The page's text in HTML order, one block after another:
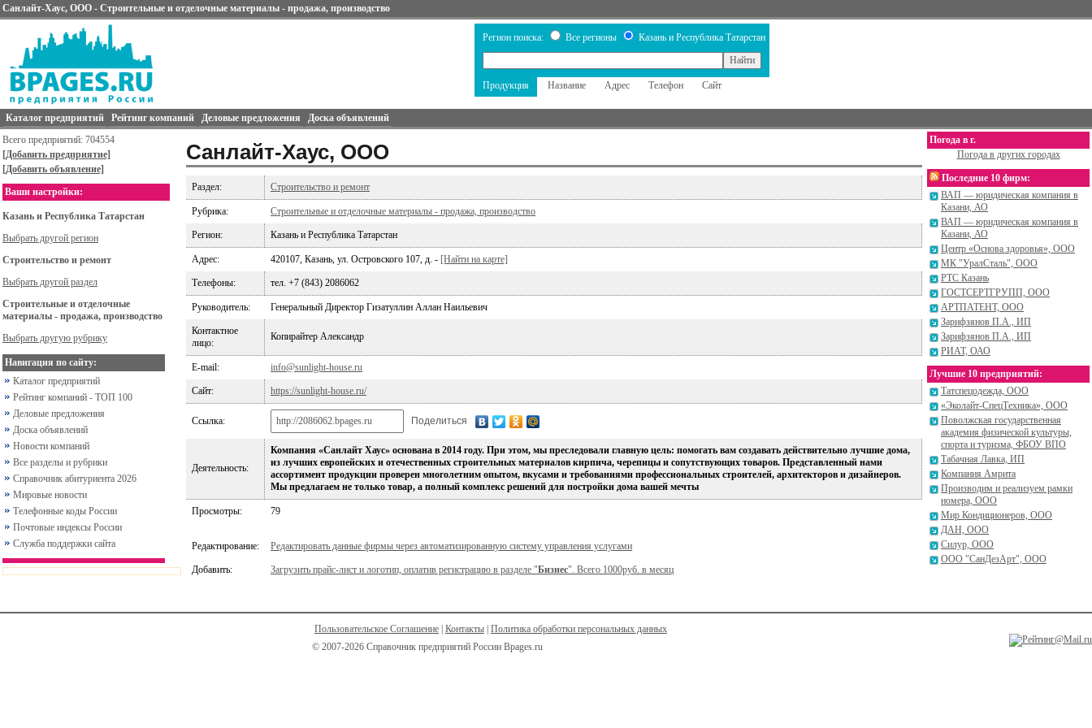
Санлайт-Хаус, ООО - Строительные и отделочные материалы - продажа, производство
Регион поиска: Все регионы Казань и Республика Татарстан
Продукция Название Адрес Телефон Сайт
Каталог предприятий Рейтинг компаний Деловые предложения
Доска объявлений
Всего предприятий: 704554
[Добавить предприятие]
[Добавить объявление]
Ваши настройки:
Казань и Республика Татарстан
Выбрать другой регион
Строительство и ремонт
Выбрать другой раздел
Строительные и отделочные
материалы - продажа, производство
Выбрать другую рубрику
Навигация по сайту:
Каталог предприятий
Рейтинг компаний - ТОП 100
Деловые предложения
Доска объявлений
Новости компаний
Все разделы и рубрики
Справочник абитуриента 2026
Мировые новости
Телефонные коды России
Почтовые индексы России
Служба поддержки сайта
Санлайт-Хаус, ООО
Раздел: Строительство и ремонт
Рубрика: Строительные и отделочные материалы - продажа, производство
Регион: Казань и Республика Татарстан
Адрес: 420107, Казань, ул. Островского 107, д. - [Найти на карте]
Телефоны: тел. +7 (843) 2086062
Руководитель: Генеральный Директор Гизатуллин Аллан Наильевич
Контактное
лицо:
Копирайтер Александр
E-mail: info@sunlight-house.ru
Сайт: https://sunlight-house.ru/
Ссылка: Поделиться
Деятельность:
Компания «Санлайт Хаус» основана в 2014 году. При этом, мы преследовали главную цель: помогать вам создавать действительно лучшие дома,
из лучших европейских и отечественных строительных материалов кирпича, черепицы и сопутствующих товаров. Представленный нами
ассортимент продукции проверен многолетним опытом, вкусами и требованиями профессиональных строителей, архитекторов и дизайнеров.
Мы предлагаем не только товар, а полный комплекс решений для постройки дома вашей мечты
Просмотры: 79
Редактирование: Редактировать данные фирмы через автоматизированную систему управления услугами
Добавить: Загрузить прайс-лист и логотип, оплатив регистрацию в разделе "Бизнес". Всего 1000руб. в месяц
Погода в г.
Погода в других городах
Последние 10 фирм:
ВАП — юридическая компания в
Казани, АО
ВАП — юридическая компания в
Казани, АО
Центр «Основа здоровья», ООО
МК "УралСталь", ООО
РТС Казань
ГОСТСЕРТГРУПП, ООО
АРТПАТЕНТ, ООО
Зарифзянов П.А., ИП
Зарифзянов П.А., ИП
РИАТ, ОАО
Лучшие 10 предприятий:
Татспецодежда, ООО
«Эколайт-СпецТехника», ООО
Поволжская государственная
академия физической культуры,
спорта и туризма, ФБОУ ВПО
Табачная Лавка, ИП
Компания Амрита
Производим и реализуем рамки
номера, ООО
Мир Кондиционеров, ООО
ДАН, ООО
Силур, ООО
ООО "СанДезАрт", ООО
Пользовательское Соглашение Контакты Политика обработки персональных данных
© 2007-2026 Справочник предприятий России Bpages.ru